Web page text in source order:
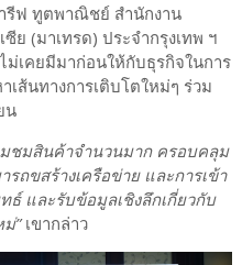
ฟ ทูตพาณิชย์ สำนักงาน
ย (มาเทรด) ประจำกรุงเทพ ฯ
ม่เคยมีมาก่อนให้กับธุรกิจในการ
ส้นทางการเติบโตใหม่ๆ ร่วม
น
ชมสินค้าจำนวนมาก ครอบคลุม
ถขสร้างเครือข่าย และการเข้า
ธ์ และรับข้อมูลเชิงลึกเกี่ยวกับ
”เขากล่าว